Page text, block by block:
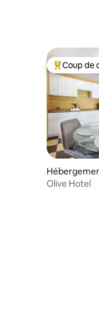
Coups de
Coup de
Olive Hotel